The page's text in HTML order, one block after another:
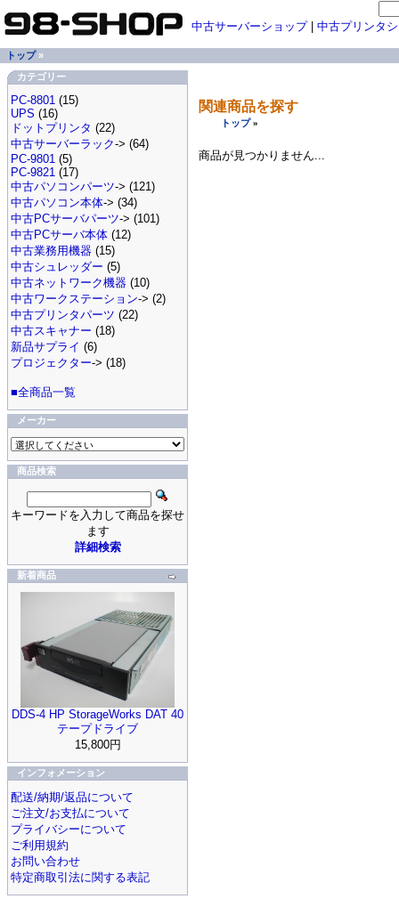
関連商品を探す
トップ»
商品が見つかりません...
中古サーバーショップ| 中古プリンタ
トップ»
カテゴリー
PC-8801 (15)
UPS (16)
ドットプリンタ (22)
中古サーバーラック-> (64)
PC-9801 (5)
PC-9821 (17)
中古パソコンパーツ-> (121)
中古パソコン本体-> (34)
中古PCサーバパーツ-> (101)
中古PCサーバ本体 (12)
中古業務用機器 (15)
中古シュレッダー (5)
中古ネットワーク機器 (10)
中古ワークステーション-> (2)
中古プリンタパーツ (22)
中古スキャナー (18)
新品サプライ (6)
プロジェクター-> (18)
■全商品一覧
メーカー
商品検索
キーワードを入力して商品を探せ
ます
詳細検索
新着商品
DDS-4 HP StorageWorks DAT 40
テープドライブ
15,800円
インフォメーション
配送/納期/返品について
ご注文/お支払について
プライバシーについて
ご利用規約
お問い合わせ
特定商取引法に関する表記